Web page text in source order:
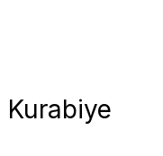
Kurabiye